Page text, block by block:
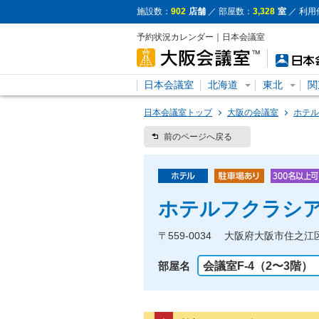
施設数： 902 店舗 ／ 部屋数： 3,328 室 ／ 利用
予約状況カレンダー｜日本会議室
日本会議室 北海道 東北
日本会議室トップ 大阪の会議室 ホテ
前のページへ戻る
ホテルフクラシ
〒559-0034 大阪府大阪市住之
部屋名